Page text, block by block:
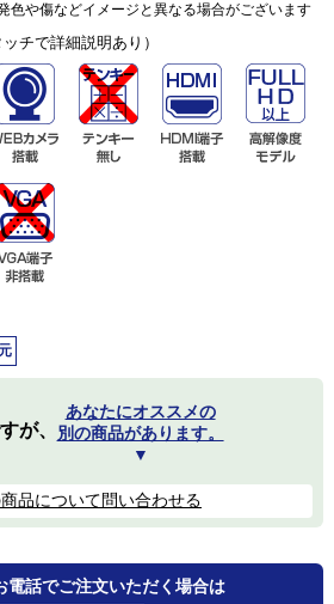
色や傷などイメージと異なる場合がございます
チで詳細説明あり）
が、
あなたにオススメの
別の商品があります。
▼
品について問い合わせる
電話でご注文いただく場合は